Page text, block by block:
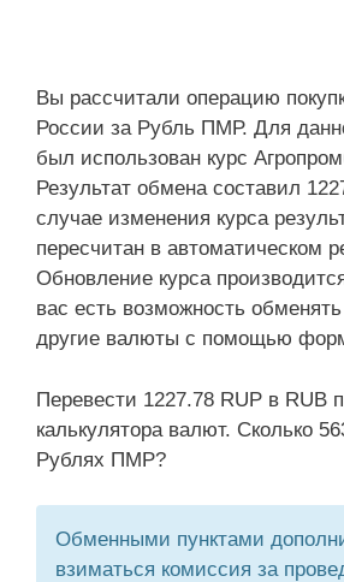
Вы рассчитали операцию
России за Рубль ПМР. Для
был использован курс
Результат обмена составил
случае изменения курса
пересчитан в автоматическом
Обновление курса
вас есть возможность
другие валюты с помощью
Перевести 1227.78 RUP в RUB
калькулятора валют. Сколько
Рублях ПМР?
Обменными пунктами
взиматься комиссия за